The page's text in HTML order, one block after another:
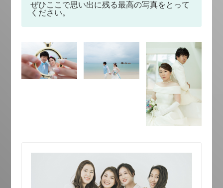
ぜひここで思い出に残る最高の写真をとって
ください。